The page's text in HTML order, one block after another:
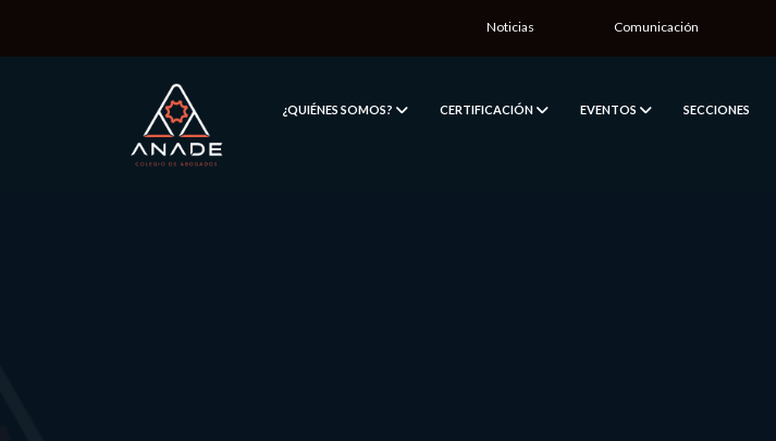
Noticias Comunicación
¿QUIÉNES SOMOS? CERTIFICACIÓN EVENTOS SECCIONES